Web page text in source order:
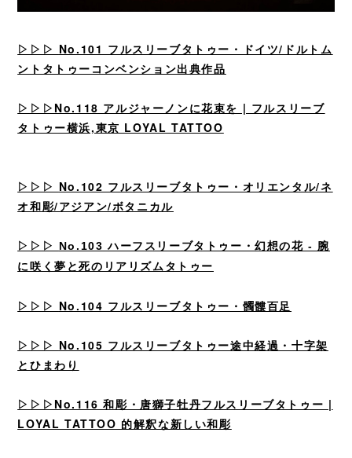
▷▷▷ No.101 フルスリーブタトゥー・ドイツ/ドルトム
ントタトゥーコンベンション出典作品
▷▷▷No.118 アルジャーノンに花束を | フルスリーブ
タトゥー横浜,東京 LOYAL TATTOO
▷▷▷ No.102 フルスリーブタトゥー・オリエンタル/ネ
オ和彫/アジアン/ボタニカル
▷▷▷
No.103 ハーフスリーブタトゥー・幻想の花 - 腕
に咲く夢と死のリアリズムタトゥー
▷▷▷ No.104 フルスリーブタトゥー・髑髏百足
▷▷▷ No.105 フルスリーブタトゥー途中経過・十字架
とひまわり
▷▷▷No.116 和彫・唐獅子牡丹フルスリーブタトゥー |
LOYAL TATTOO 的解釈な新しい和彫